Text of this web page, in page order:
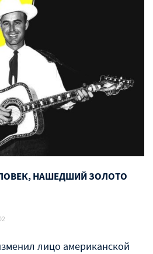
НАШЕДШИЙ ЗОЛОТО
лицо американской